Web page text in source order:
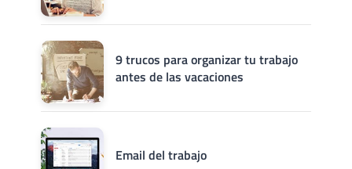
9 trucos para organizar tu trabajo
antes de las vacaciones
Email del trabajo